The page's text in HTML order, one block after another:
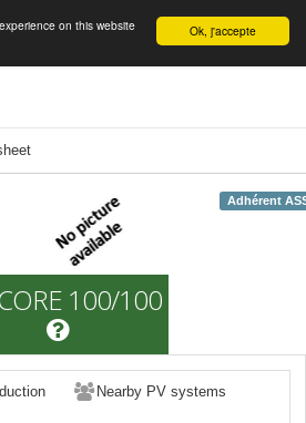
English Ok, j'accepte
on this website
Adhérent
100/100
Nearby PV systems